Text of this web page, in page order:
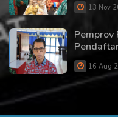
13 Nov
Pemprov
16 Aug